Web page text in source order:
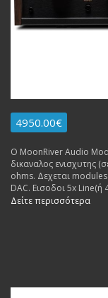
4950.00€
Ο MoonRiver Audio
δικαναλος ενισχυτης
ohms. Δεχεται modules:
DAC. Εισοδοι 5x
Out), 1x USB (for extra
Δείτε περισσότερα